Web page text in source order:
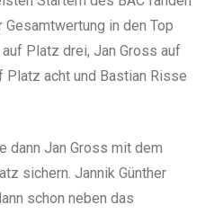
in den Top
Platz drei, Jan Gross auf
acht und Bastian Risse
dann Jan Gross mit dem
sichern. Jannik Günther
schon neben das